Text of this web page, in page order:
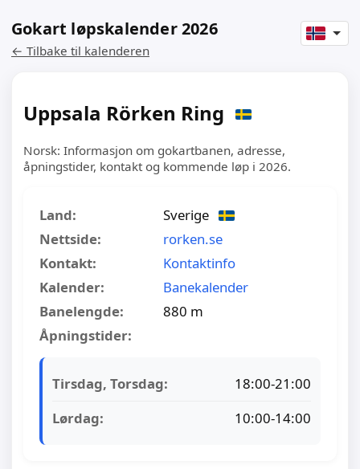
Gokart løpskalender 2026
← Tilbake til kalenderen
Uppsala Rörken Ring
Norsk: Informasjon om gokartbanen, adresse,
åpningstider, kontakt og kommende løp i 2026.
Land:
Sverige
Nettside:
rorken.se
Kontakt:
Kontaktinfo
Kalender:
Banekalender
Banelengde:
880 m
Åpningstider:
Tirsdag, Torsdag:
18:00-21:00
Lørdag:
10:00-14:00